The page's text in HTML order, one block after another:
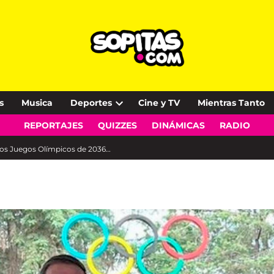
Musica Deportes
Open
dropdown
Cine y TV Mientras Tanto
REPORTAJES QUIZZES DINÁMICAS RADIO
Juegos Olímpicos de 2036…